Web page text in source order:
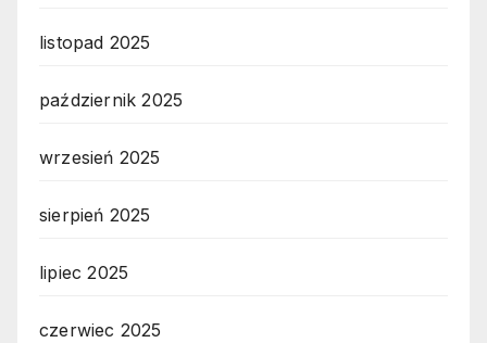
listopad 2025
październik 2025
wrzesień 2025
sierpień 2025
lipiec 2025
czerwiec 2025